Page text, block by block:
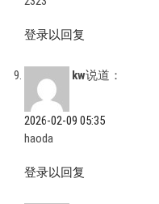
登录以回复
kw说道：
2026-02-09 05:35
haoda
登录以回复